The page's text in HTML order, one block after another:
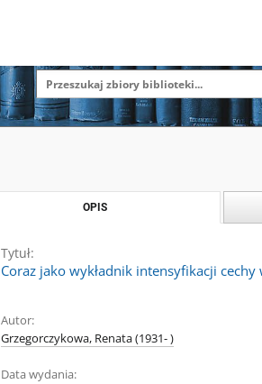
OPIS
Tytuł:
Coraz jako wykładnik intensyfikacji cechy
Autor:
Grzegorczykowa, Renata (1931- )
Data wydania: